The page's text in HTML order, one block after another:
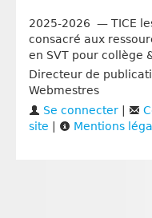
2025-2026 — TICE
consacré aux
en SVT pour collège
Directeur de
Webmestres
Se connecter |
site | Mentions